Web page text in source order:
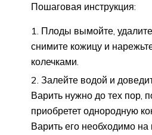
Пошаговая инструкция:
Плоды вымойте,
снимите кожицу и
колечками.
Залейте водой и
Варить нужно до тех пор,
приобретет однородную
Варить его необходимо